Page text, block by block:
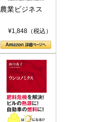
農業ビジネス
¥1,848（税込）